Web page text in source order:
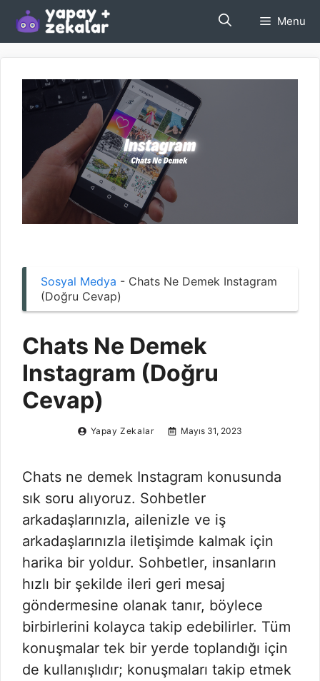
İçeriğe
atla
Menu
Sosyal Medya - Chats Ne Demek Instagram
(Doğru Cevap)
Chats Ne Demek
Instagram (Doğru
Cevap)
Yapay Zekalar Mayıs 31, 2023
Chats ne demek Instagram konusunda
sık soru alıyoruz. Sohbetler
arkadaşlarınızla, ailenizle ve iş
arkadaşlarınızla iletişimde kalmak için
harika bir yoldur. Sohbetler, insanların
hızlı bir şekilde ileri geri mesaj
göndermesine olanak tanır, böylece
birbirlerini kolayca takip edebilirler. Tüm
konuşmalar tek bir yerde toplandığı için
de kullanışlıdır; konuşmaları takip etmek